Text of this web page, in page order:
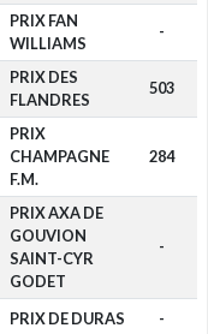
PRIX FAN
WILLIAMS
-
PRIX DES
FLANDRES
503
PRIX
CHAMPAGNE
F.M.
284
PRIX AXA DE
GOUVION
SAINT-CYR
GODET
-
PRIX DE DURAS -